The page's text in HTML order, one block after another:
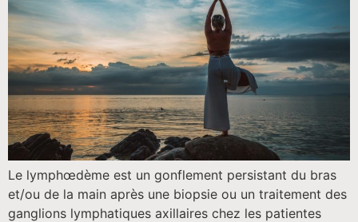
Le lymphœdème est un gonflement persistant du bras
et/ou de la main après une biopsie ou un traitement des
ganglions lymphatiques axillaires chez les patientes